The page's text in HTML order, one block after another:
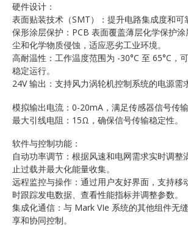
硬件设计：
表面贴装技术（SMT）：提升电路集成度和可
保形涂层保护：PCB 表面覆盖薄层化学保护
尘和化学物质侵蚀，适应恶劣工业环境。
高耐温性：工作温度范围为 -30°C 至 65°C，
稳定运行。
24V 输出：支持风力涡轮机控制系统的电源需
模拟输出电流：0-20mA，满足传感器信号传输
最大引线电阻：15Ω，确保信号传输稳定性。
软件与控制功能：
自动功率调节：根据风速和电网需求实时调整
止过载并最大化能量收集。
远程监控与操作：通过用户友好界面，支持移
时跟踪发电数据、查看性能指标并调整参数。
集成化通信：与 Mark VIe 系统的其他组件无
享和协同控制。